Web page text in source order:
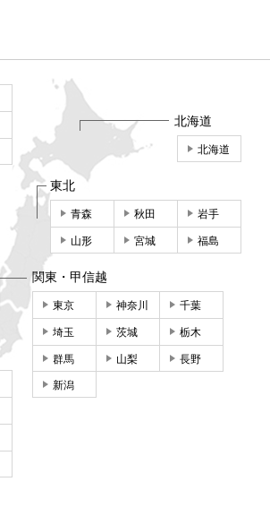
北海道
北海道
東北
青森 秋田 岩手
山形 宮城 福島
関東・甲信越
東京 神奈川 千葉
埼玉 茨城 栃木
群馬 山梨 長野
新潟